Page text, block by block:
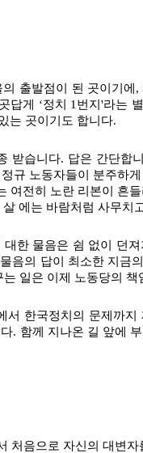
출발점이 된 곳이기에
게 ‘정치 1번지'라는
는 곳이기도 합니다.
받습니다. 답은 간단합
규 노동자들이 분주하
여전히 노란 리본이 흔
에는 바람처럼 사무치
한 물음은 쉼 없이 던
음의 답이 최소한 지금
일은 이제 노동당의 책
한국정치의 문제까
. 함께 지나온 길 앞에
처음으로 자신의 대변